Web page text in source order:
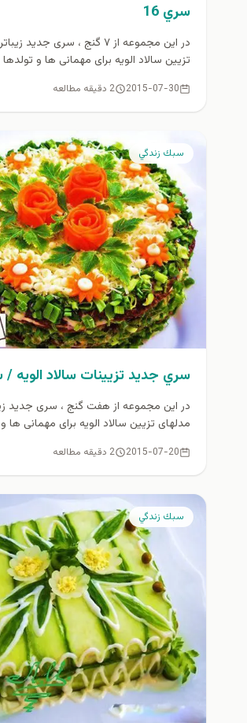
سري 16
در این مجموعه از ۷ گنج ، سری
تزیین سالاد الویه برای مهمانی ها و تولدها
2015-07-30 2 دقیقه مطالعه
سبك زندگي
سري جديد تزيينات سالاد الويه /
در این مجموعه از هفت گنج ، سری جدید
مدلهای تزیین سالاد الویه برای مهمانی ها و
2015-07-20 2 دقیقه مطالعه
سبك زندگي